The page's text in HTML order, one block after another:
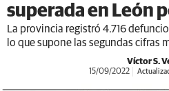
superada en León
La provincia registró 4.716
lo que supone las segundas cifras
Víctor S.
15/09/2022